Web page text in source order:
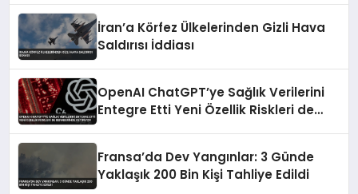
İran’a Körfez Ülkelerinden Gizli Hava
Saldırısı İddiası
OpenAI ChatGPT’ye Sağlık Verilerini
Entegre Etti Yeni Özellik Riskleri de
Fransa’da Dev Yangınlar: 3 Günde
Yaklaşık 200 Bin Kişi Tahliye Edildi